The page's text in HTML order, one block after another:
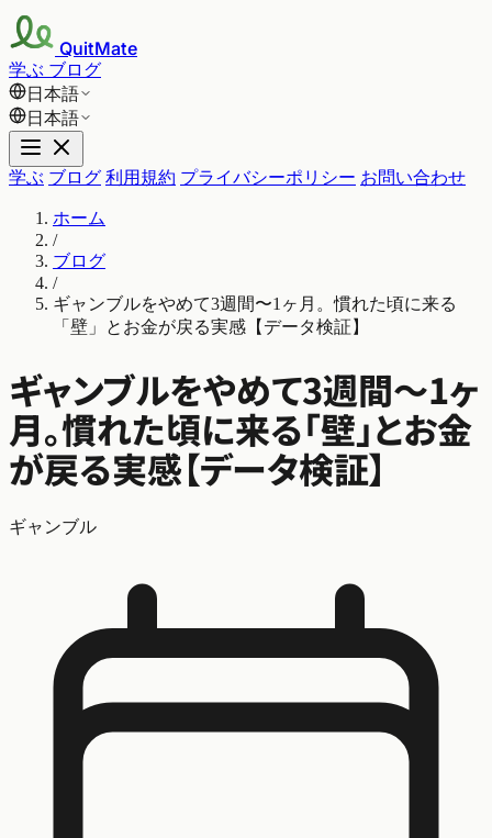
QuitMate
学ぶ ブログ
日本語
日本語
学ぶ ブログ 利用規約 プライバシーポリシー お問い合わせ
ホーム
/
ブログ
/
ギャンブルをやめて3週間〜1ヶ月。慣れた頃に来る
「壁」とお金が戻る実感【データ検証】
ギャンブルをやめて3週間〜1ヶ
月。慣れた頃に来る「壁」とお金
が戻る実感【データ検証】
ギャンブル